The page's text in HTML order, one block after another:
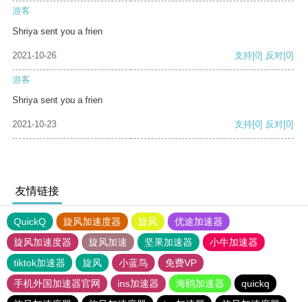
游客
Shriya sent you a frien
2021-10-26 支持[0] 反对[0]
游客
Shriya sent you a frien
2021-10-23 支持[0] 反对[0]
友情链接
QuickQ 旋风加速度器 旋风
优途加速器
旋风加速度器
旋风加速 坚果加速器
小牛加速器
tiktok加速器
旋风 小蓝鸟
免费VP
手机外国加速器官网
ins加速器 海鸥加速器
quickq